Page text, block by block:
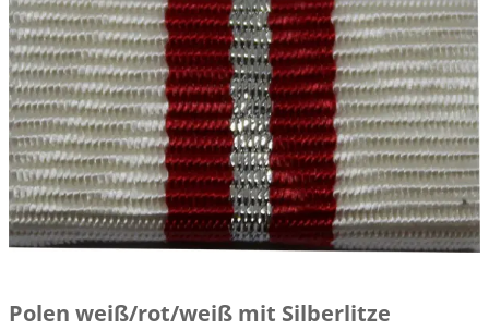
Polen weiß/rot/weiß mit Silberlitze